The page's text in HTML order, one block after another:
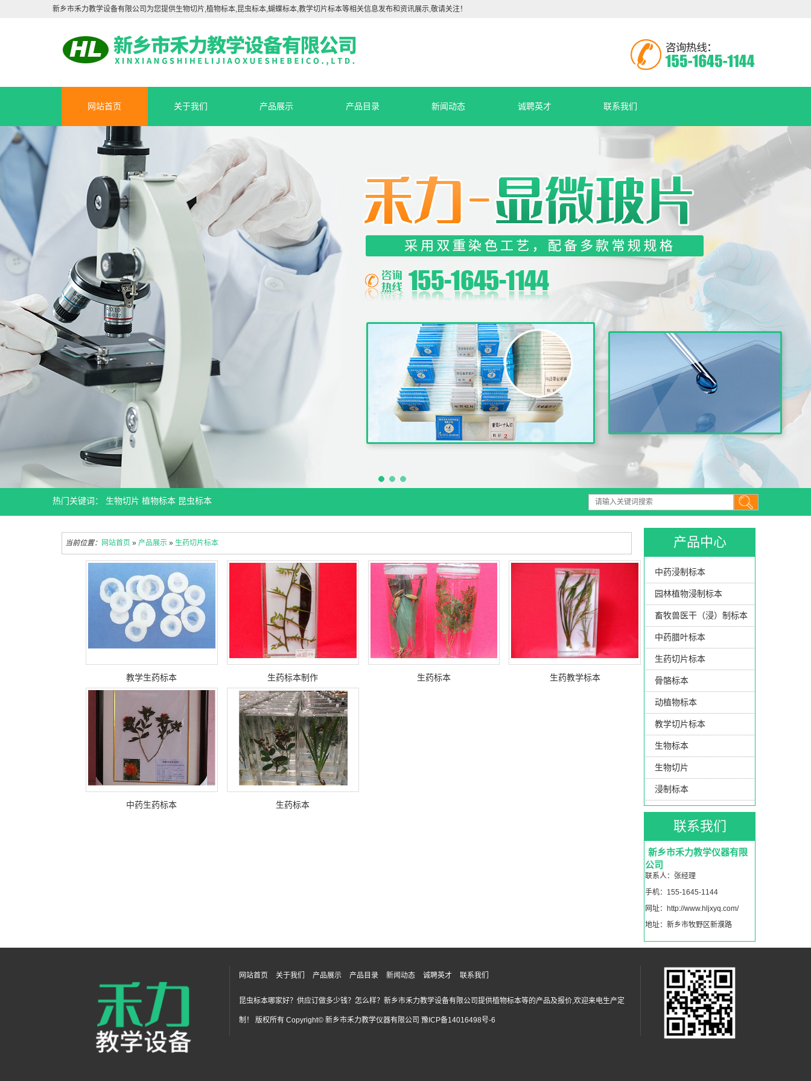
新乡市禾力教学设备有限公司为您提供生物切片,植物标本,昆虫标本,蝴蝶标本,教学切片标本等相关信息发布和资讯展示,敬请关注！
网站首页 关于我们 产品展示 产品目录 新闻动态 诚聘英才 联系我们
热门关键词： 生物切片 植物标本 昆虫标本
产品中心
中药浸制标本
园林植物浸制标本
畜牧兽医干（浸）制标本
中药腊叶标本
生药切片标本
骨骼标本
动植物标本
教学切片标本
生物标本
生物切片
浸制标本
联系我们
新乡市禾力教学仪器有限
公司
联系人：张经理
手机：155-1645-1144
网址：http://www.hljxyq.com/
地址：新乡市牧野区新濮路
当前位置： 网站首页 » 产品展示 » 生药切片标本
教学生药标本 生药标本制作 生药标本 生药教学标本
中药生药标本 生药标本
网站首页 关于我们 产品展示 产品目录 新闻动态 诚聘英才 联系我们
昆虫标本哪家好？供应订做多少钱？怎么样？新乡市禾力教学设备有限公司提供植物标本等的产品及报价,欢迎来电生产定
制！ 版权所有 Copyright© 新乡市禾力教学仪器有限公司 豫ICP备14016498号-6